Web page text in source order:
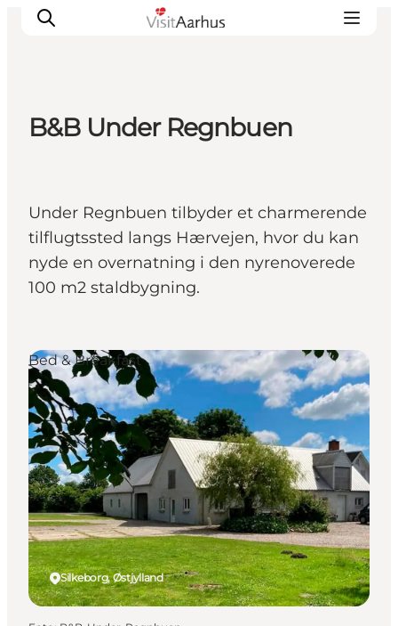
Byer og steder
Planlæg ferien
Transport
B&B Under Regnbuen
Under Regnbuen tilbyder et charmerende
tilflugtssted langs Hærvejen, hvor du kan
nyde en overnatning i den nyrenoverede
100 m2 staldbygning.
Silkeborg, Østjylland
Bed & Breakfast